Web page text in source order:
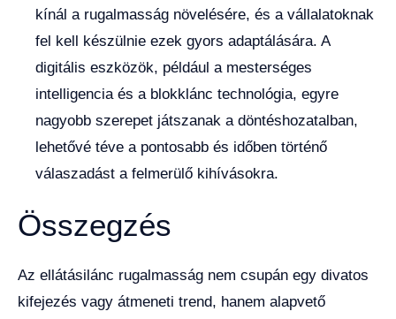
kínál a rugalmasság növelésére, és a vállalatoknak
fel kell készülnie ezek gyors adaptálására. A
digitális eszközök, például a mesterséges
intelligencia és a blokklánc technológia, egyre
nagyobb szerepet játszanak a döntéshozatalban,
lehetővé téve a pontosabb és időben történő
válaszadást a felmerülő kihívásokra.
Összegzés
Az ellátásilánc rugalmasság nem csupán egy divatos
kifejezés vagy átmeneti trend, hanem alapvető